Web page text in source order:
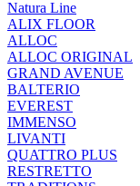
Natura Line
ALIX FLOOR
ALLOC
ALLOC ORIGINAL
GRAND AVENUE
BALTERIO
EVEREST
IMMENSO
LIVANTI
QUATTRO PLUS
RESTRETTO